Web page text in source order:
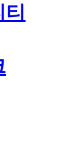
티